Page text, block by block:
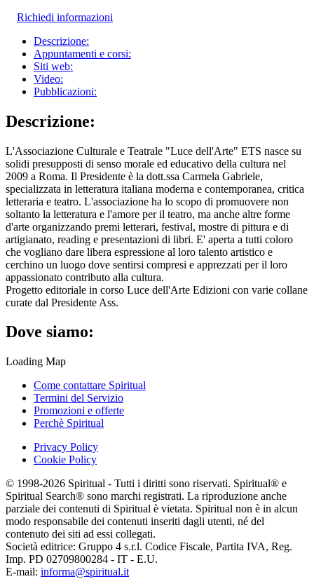
Richiedi informazioni
Descrizione:
Appuntamenti e corsi:
Siti web:
Video:
Pubblicazioni:
Descrizione:
L'Associazione Culturale e Teatrale "Luce dell'Arte" ETS nasce su
solidi presupposti di senso morale ed educativo della cultura nel
2009 a Roma. Il Presidente è la dott.ssa Carmela Gabriele,
specializzata in letteratura italiana moderna e contemporanea, critica
letteraria e teatro. L'associazione ha lo scopo di promuovere non
soltanto la letteratura e l'amore per il teatro, ma anche altre forme
d'arte organizzando premi letterari, festival, mostre di pittura e di
artigianato, reading e presentazioni di libri. E' aperta a tutti coloro
che vogliano dare libera espressione al loro talento artistico e
cerchino un luogo dove sentirsi compresi e apprezzati per il loro
appassionato contributo alla cultura.
Progetto editoriale in corso Luce dell'Arte Edizioni con varie collane
curate dal Presidente Ass.
Dove siamo:
Loading Map
Come contattare Spiritual
Termini del Servizio
Promozioni e offerte
Perchè Spiritual
Privacy Policy
Cookie Policy
© 1998-2026 Spiritual - Tutti i diritti sono riservati. Spiritual® e
Spiritual Search® sono marchi registrati. La riproduzione anche
parziale dei contenuti di Spiritual è vietata. Spiritual non è in alcun
modo responsabile dei contenuti inseriti dagli utenti, né del
contenuto dei siti ad essi collegati.
Società editrice: Gruppo 4 s.r.l. Codice Fiscale, Partita IVA, Reg.
Imp. PD 02709800284 - IT - E.U.
E-mail: informa@spiritual.it